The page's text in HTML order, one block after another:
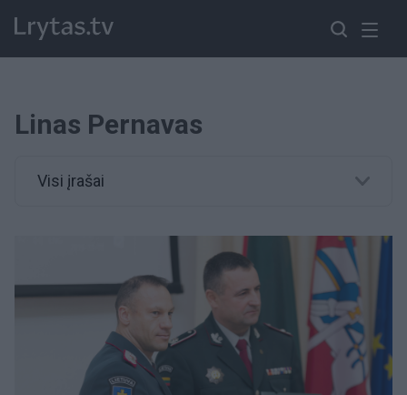
Linas Pernavas
Visi įrašai